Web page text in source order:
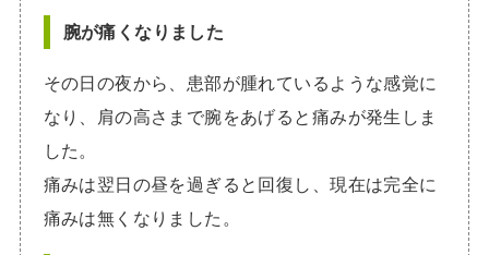
腕が痛くなりました
その日の夜から、患部が腫れているような感覚に
なり、肩の高さまで腕をあげると痛みが発生しま
した。
痛みは翌日の昼を過ぎると回復し、現在は完全に
痛みは無くなりました。